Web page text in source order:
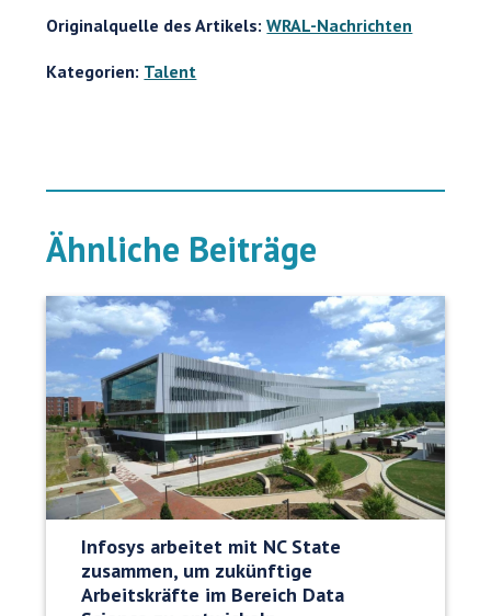
Originalquelle des Artikels:WRAL-Nachrichten
Kategorien: Talent
Ähnliche Beiträge
Infosys arbeitet mit NC State
zusammen, um zukünftige
Arbeitskräfte im Bereich Data